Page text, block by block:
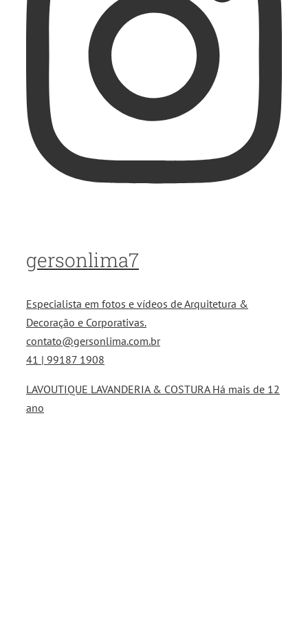
gersonlima7
Especialista em fotos e vídeos de Arquitetura &
Decoração e Corporativas.
contato@gersonlima.com.br
41 | 99187 1908
LAVOUTIQUE LAVANDERIA & COSTURA Há mais de 12
ano